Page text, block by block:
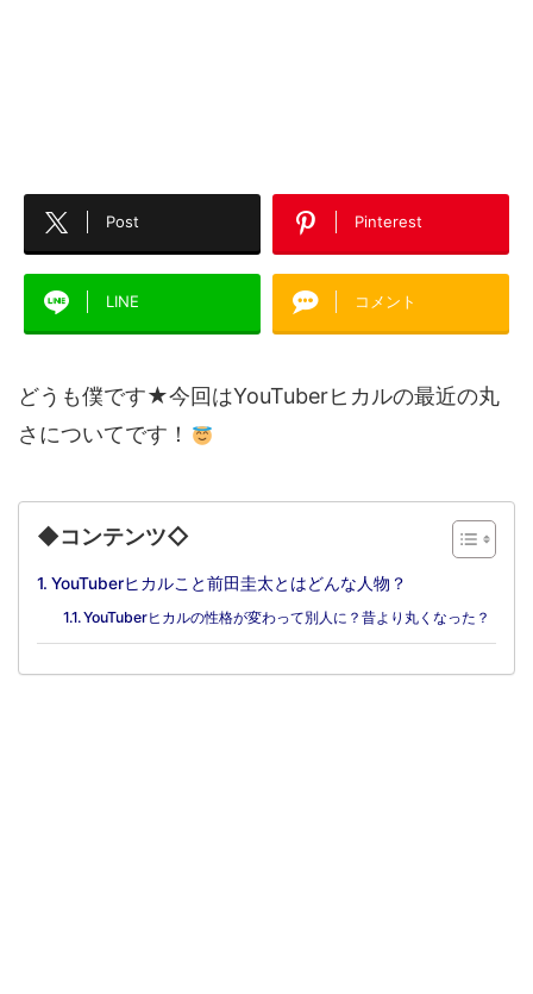
Post Pinterest
LINE コメント
どうも僕です★今回はYouTuberヒカルの最近の丸
さについてです！
◆コンテンツ◇
YouTuberヒカルこと前田圭太とはどんな人物？
YouTuberヒカルの性格が変わって別人に？昔より丸くなった？